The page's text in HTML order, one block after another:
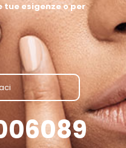
esigenze o per